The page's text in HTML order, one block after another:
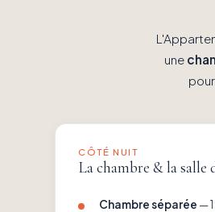
une
CÔTÉ NUIT
La chambre & la salle
Chambre séparée —